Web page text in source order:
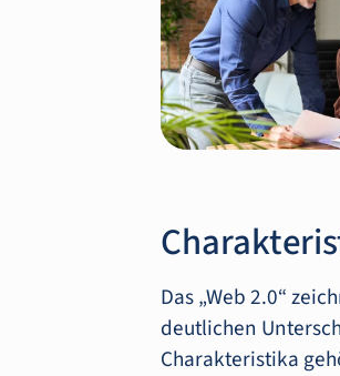
Das „Web 2.0“
deutlichen
Charakteristika